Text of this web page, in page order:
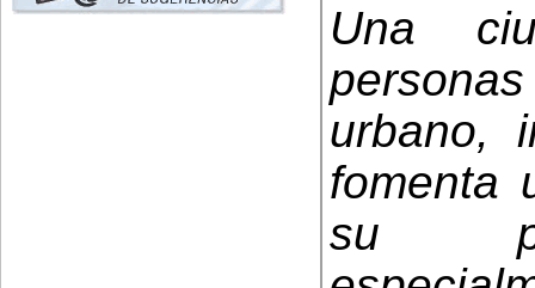
Una
urbano,
fomenta
su